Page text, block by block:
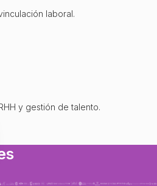
laboral.
y gestión de talento.